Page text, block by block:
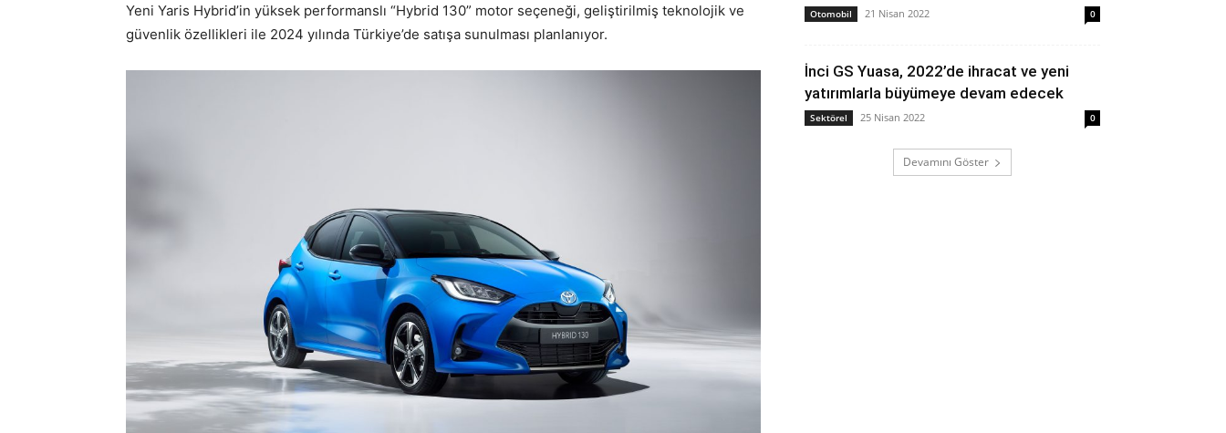
Yeni Yaris Hybrid’in yüksek performanslı “Hybrid 130” motor seçeneği, geliştirilmiş teknolojik ve
güvenlik özellikleri ile 2024 yılında Türkiye’de satışa sunulması planlanıyor.
Otomobil 21 Nisan 2022 0
İnci GS Yuasa, 2022’de ihracat ve yeni
yatırımlarla büyümeye devam edecek
Sektörel 25 Nisan 2022 0
Devamını Göster